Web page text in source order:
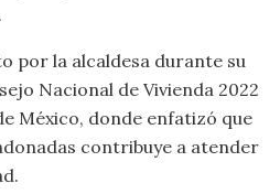
por la alcaldesa durante su
Nacional de Vivienda 2022
México, donde enfatizó que
contribuye a atender